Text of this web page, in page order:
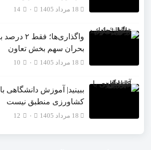
18 مرداد 1405 14
واگذاری‌ها؛
بحران سهم بخش تعاون
18 مرداد 1405 10
ببینید| آموزش دانشگاهی
کشاورزی منطبق نیست
18 مرداد 1405 12